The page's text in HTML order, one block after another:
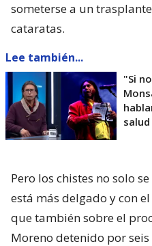
someterse a un
cataratas.
Lee también...
"Si
salud
Pero los chistes no solo
está más delgado y con
que también sobre el
Moreno detenido por seis